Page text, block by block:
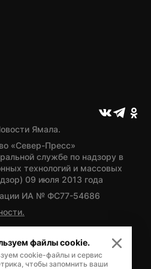
Ямала.
«Север-Пресс»
службе по надзору в
технологий и массовых
09 июля 2013 года
ИА № ФС77-54686
политики Ямало-
файлы cookie.
cookie-файлы и сервис
чтобы запомнить ваши